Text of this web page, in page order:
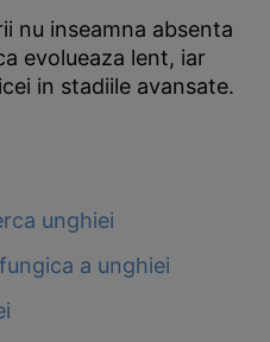
nu inseamna absenta
evolueaza lent, iar
in stadiile avansate.
unghiei
a unghiei